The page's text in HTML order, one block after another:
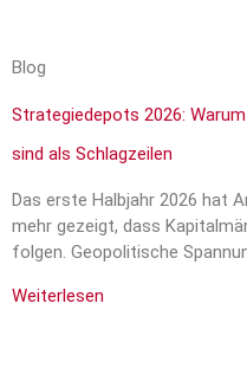
Blog
Strategiedepots 2026:
sind als Schlagzeilen
Das erste Halbjahr 2026 hat
mehr gezeigt, dass
folgen. Geopolitische
Weiterlesen